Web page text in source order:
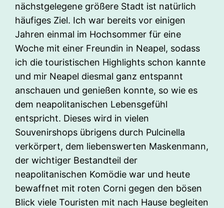
nächstgelegene größere Stadt ist natürlich
häufiges Ziel. Ich war bereits vor einigen
Jahren einmal im Hochsommer für eine
Woche mit einer Freundin in Neapel, sodass
ich die touristischen Highlights schon kannte
und mir Neapel diesmal ganz entspannt
anschauen und genießen konnte, so wie es
dem neapolitanischen Lebensgefühl
entspricht. Dieses wird in vielen
Souvenirshops übrigens durch Pulcinella
verkörpert, dem liebenswerten Maskenmann,
der wichtiger Bestandteil der
neapolitanischen Komödie war und heute
bewaffnet mit roten Corni gegen den bösen
Blick viele Touristen mit nach Hause begleiten